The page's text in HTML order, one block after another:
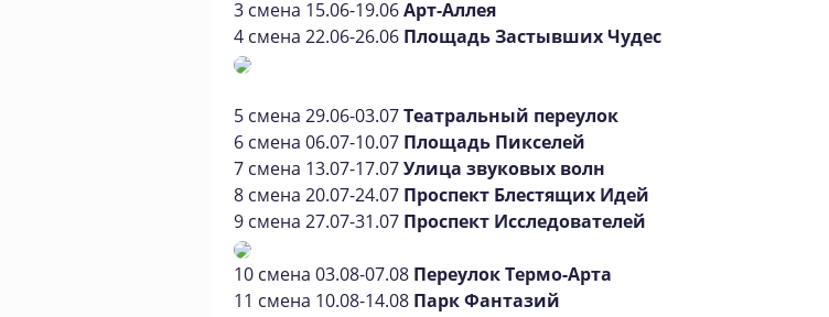
3 смена 15.06-19.06Арт-Аллея
4 смена 22.06-26.06 Площадь Застывших Чудес
5 смена 29.06-03.07Театральный переулок
6 смена 06.07-10.07 Площадь Пикселей
7 смена 13.07-17.07Улица звуковых волн
8 смена 20.07-24.07 Проспект Блестящих Идей
9 смена 27.07-31.07 Проспект Исследователей
10 смена 03.08-07.08 Переулок Термо-Арта
11 смена 10.08-14.08 Парк Фантазий